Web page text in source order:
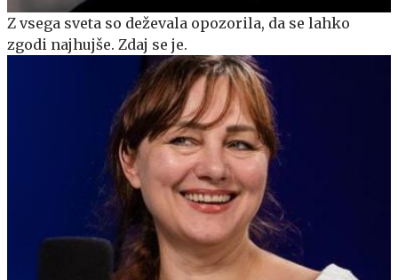
Z vsega sveta so deževala opozorila, da se lahko
zgodi najhujše. Zdaj se je.